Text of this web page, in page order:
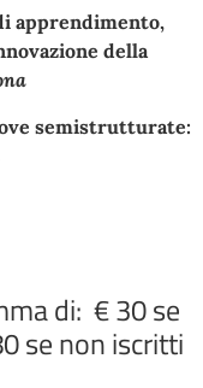
apprendimento,
della
semistrutturate:
di: € 30 se
se non iscritti